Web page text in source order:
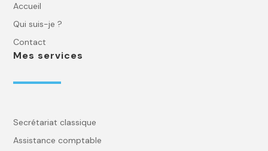
Accueil
Qui suis-je ?
Contact
Mes services
Secrétariat classique
Assistance comptable